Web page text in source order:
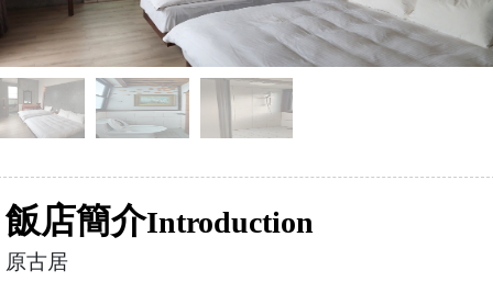
飯店簡介Introduction
原古居